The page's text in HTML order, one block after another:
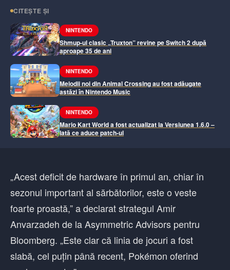
CITEȘTE ȘI
NINTENDO
Shmup-ul clasic „Truxton” revine pe Switch 2 după
aproape 35 de ani
NINTENDO
Melodii noi din Animal Crossing au fost adăugate
astăzi în Nintendo Music
NINTENDO
Mario Kart World a fost actualizat la Versiunea 1.6.0 –
Iată ce aduce patch-ul
„Acest deficit de hardware în primul an, chiar în
sezonul important al sărbătorilor, este o veste
foarte proastă,” a declarat strategul Amir
Anvarzadeh de la Asymmetric Advisors pentru
Bloomberg. „Este clar că linia de jocuri a fost
slabă, cel puțin până recent, Pokémon oferind